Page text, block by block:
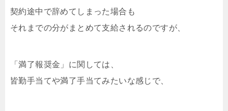
契約途中で辞めてしまった場合も
それまでの分がまとめて支給されるのですが、
「満了報奨金」に関しては、
皆勤手当てや満了手当てみたいな感じで、